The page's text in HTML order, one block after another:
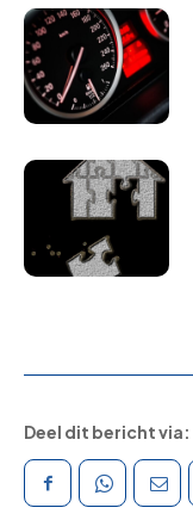
Deel dit bericht via: